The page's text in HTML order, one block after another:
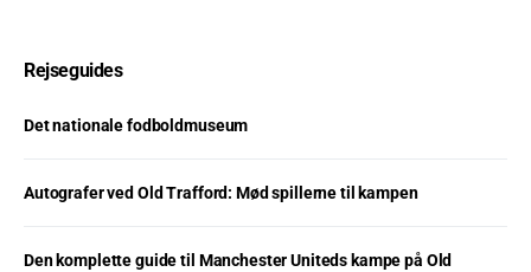
Rejseguides
Det nationale fodboldmuseum
Autografer ved Old Trafford: Mød spillerne til kampen
Den komplette guide til Manchester Uniteds kampe på Old